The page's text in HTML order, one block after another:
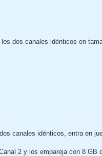
dos canales idénticos en
canales idénticos, entra en
2 y los empareja con 8 GB